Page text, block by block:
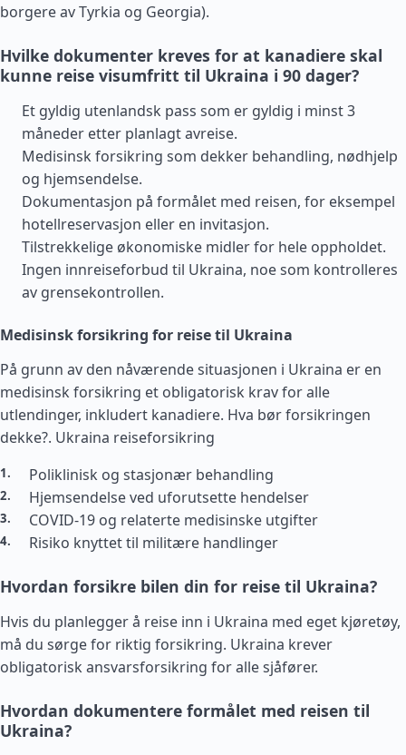
borgere avTyrkia og Georgia).
Hvilke dokumenter kreves for at kanadiere skal
kunne reise visumfritt til Ukraina i 90 dager?
Et gyldig utenlandsk pass som er gyldig i minst 3
måneder etter planlagt avreise.
Medisinsk forsikring som dekker behandling, nødhjelp
og hjemsendelse.
Dokumentasjon på formålet med reisen, for eksempel
hotellreservasjon eller en invitasjon.
Tilstrekkelige økonomiske midler for hele oppholdet.
Ingen innreiseforbud til Ukraina, noe som kontrolleres
av grensekontrollen.
Medisinsk forsikring for reise til Ukraina
På grunn av den nåværende situasjonen i Ukraina er en
medisinsk forsikring et obligatorisk krav for alle
utlendinger, inkludert kanadiere. Hva bør forsikringen
dekke?. Ukraina reiseforsikring
Poliklinisk og stasjonær behandling
Hjemsendelse ved uforutsette hendelser
COVID-19 og relaterte medisinske utgifter
Risiko knyttet til militære handlinger
Hvordan forsikre bilen din for reise til Ukraina?
Hvis du planlegger å reise inn i Ukraina med eget kjøretøy,
må du sørge for riktig forsikring. Ukraina krever
obligatorisk ansvarsforsikring for alle sjåfører.
Hvordan dokumentere formålet med reisen til
Ukraina?